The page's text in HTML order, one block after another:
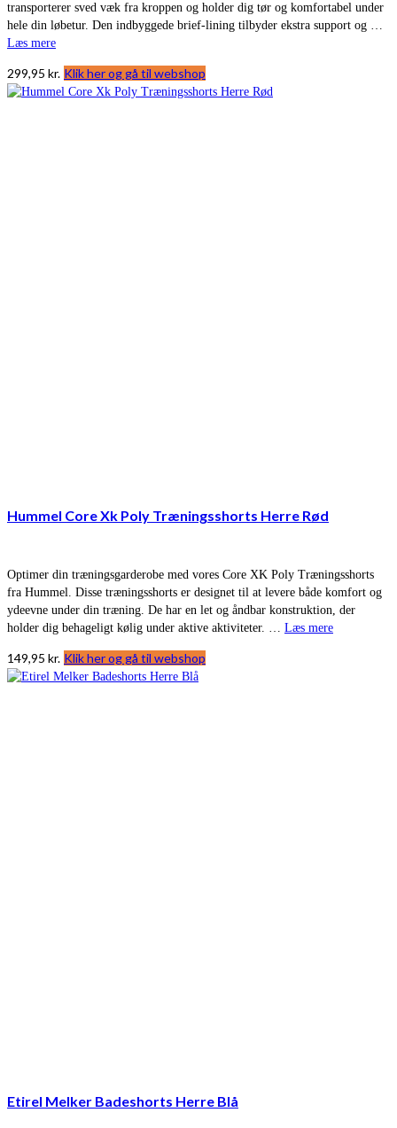
transporterer sved væk fra kroppen og holder dig tør og komfortabel under
hele din løbetur. Den indbyggede brief-lining tilbyder ekstra support og …
Læs mere
299,95 kr. Klik her og gå til webshop
Hummel Core Xk Poly Træningsshorts Herre Rød
Optimer din træningsgarderobe med vores Core XK Poly Træningsshorts
fra Hummel. Disse træningsshorts er designet til at levere både komfort og
ydeevne under din træning. De har en let og åndbar konstruktion, der
holder dig behageligt kølig under aktive aktiviteter. … Læs mere
149,95 kr. Klik her og gå til webshop
Etirel Melker Badeshorts Herre Blå